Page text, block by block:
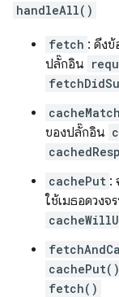
handleAll()
fetch : ดึงข้
ปลั๊กอิน
cacheMatch
ของปลั๊กอิน
cachePut :
ใช้เมธอดวงจ
cachePut()
fetch()